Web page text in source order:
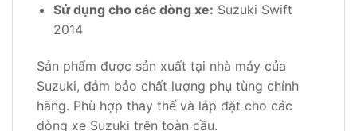
Sử dụng cho các dòng xe: Suzuki Swift
2014
Sản phẩm được sản xuất tại nhà máy của
Suzuki, đảm bảo chất lượng phụ tùng chính
hãng. Phù hợp thay thế và lắp đặt cho các
dòng xe Suzuki trên toàn cầu.